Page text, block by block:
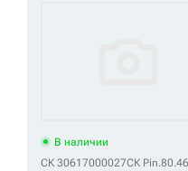
В наличии
СК 30617000027СК